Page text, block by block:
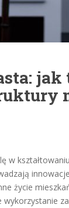
jak
w
życie